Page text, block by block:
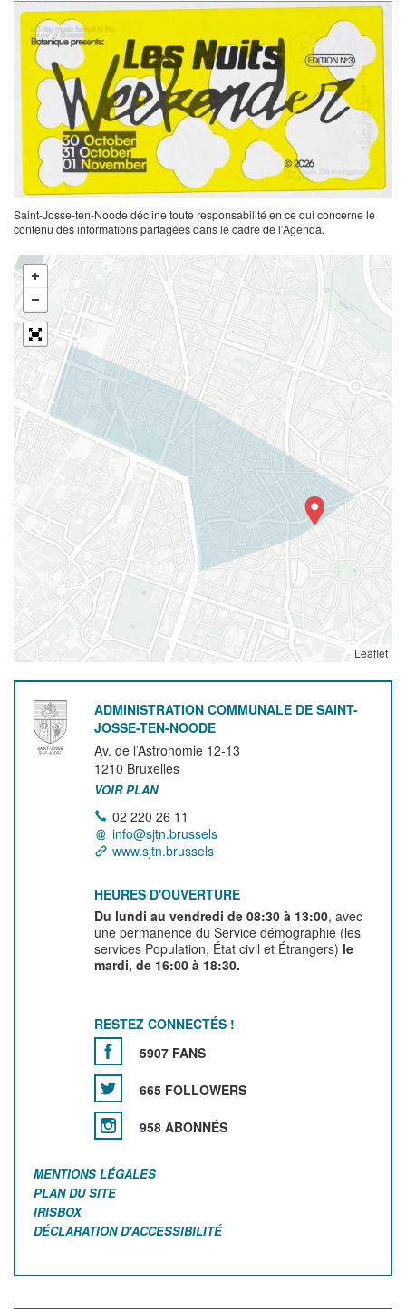
Saint-Josse-ten-Noode décline toute responsabilité en ce qui concerne le
contenu des informations partagées dans le cadre de l’Agenda.
Leaflet
ADMINISTRATION COMMUNALE DE SAINT-
JOSSE-TEN-NOODE
Av. de l’Astronomie 12-13
1210 Bruxelles
VOIR PLAN
02 220 26 11
info@sjtn.brussels
www.sjtn.brussels
HEURES D'OUVERTURE
Du lundi au vendredi de 08:30 à 13:00, avec
une permanence du Service démographie (les
services Population, État civil et Étrangers) le
mardi, de 16:00 à 18:30.
RESTEZ CONNECTÉS !
5907 FANS
665 FOLLOWERS
958 ABONNÉS
MENTIONS LÉGALES
PLAN DU SITE
IRISBOX
DÉCLARATION D'ACCESSIBILITÉ